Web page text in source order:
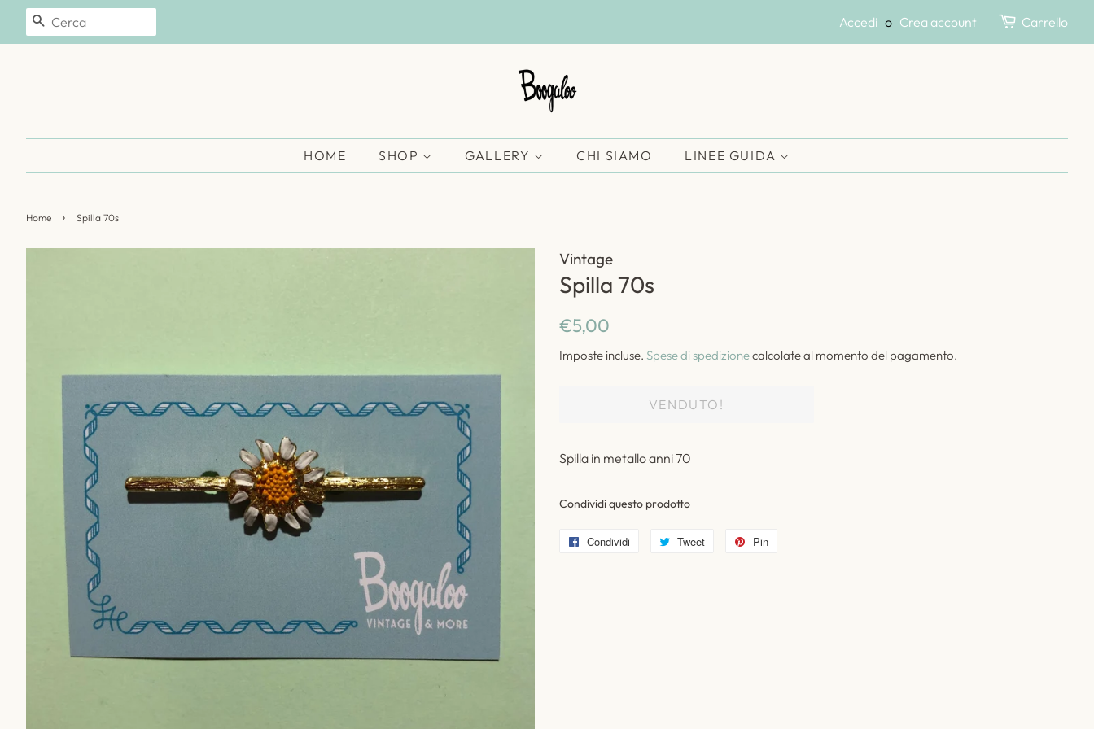
CERCA Accedi o Crea account Carrello
HOME SHOP GALLERY CHI SIAMO LINEE GUIDA
Home › Spilla 70s
Vintage
Spilla 70s
Prezzo
listino
€5,00
Imposte incluse. Spese di spedizionecalcolate al momento del pagamento.
VENDUTO!
Spilla in metallo anni 70
Condividi questo prodotto
Condividi
CondividiTweet
Twitta
Pin